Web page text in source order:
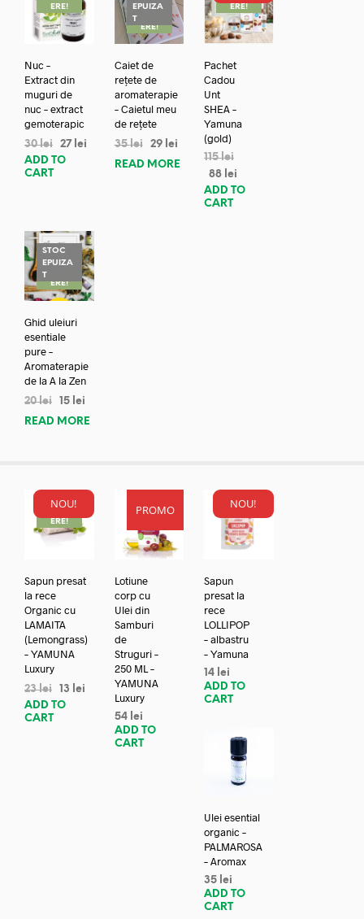
ERE!
Nuc –
Extract din
muguri de
nuc – extract
gemoterapic
30lei 27 lei
ADD TO
CART
EPUIZA
TREDUC
ERE!
Caiet de
rețete de
aromaterapie
– Caietul meu
de rețete
35lei 29 lei
READ MORE
ERE!
Pachet
Cadou
Unt
SHEA –
Yamuna
(gold)
115lei
88 lei
ADD TO
CART
STOC
EPUIZA
TREDUC
ERE!
Ghid uleiuri
esentiale
pure –
Aromaterapie
de la A la Zen
20lei 15 lei
READ MORE
NOU!
REDUC
ERE!
Sapun presat
la rece
Organic cu
LAMAITA
(Lemongrass)
– YAMUNA
Luxury
23lei 13
lei
ADD TO
CART
PROMO
Lotiune
corp cu
Ulei din
Samburi
de
Struguri –
250 ML –
YAMUNA
Luxury
54 lei
ADD TO
CART
NOU!
Sapun
presat la
rece
LOLLIPOP
– albastru
– Yamuna
14 lei
ADD TO
CART
Ulei esential
organic –
PALMAROSA
– Aromax
35 lei
ADD TO
CART